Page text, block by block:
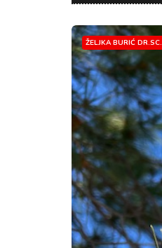
ŽELJKA BURIĆ DR.SC.